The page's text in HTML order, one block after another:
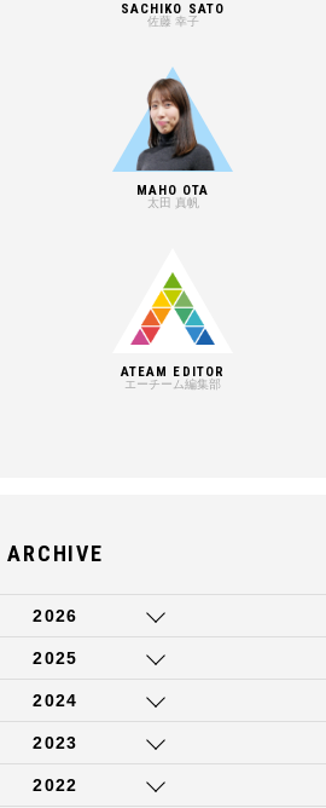
SACHIKO SATO
佐藤 幸子
MAHO OTA
太田 真帆
ATEAM EDITOR
エーチーム編集部
ARCHIVE
2026
2025
2024
2023
2022